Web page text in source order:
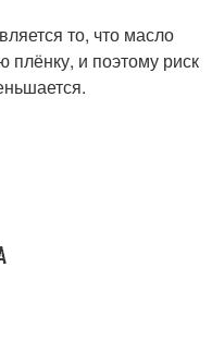
то, что масло
плёнку, и поэтому риск